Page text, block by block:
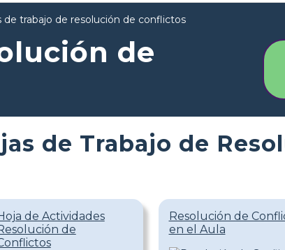
de trabajo de resolución de conflictos
de
de Trabajo de
de Actividades
de
Resolución de
en el Aula